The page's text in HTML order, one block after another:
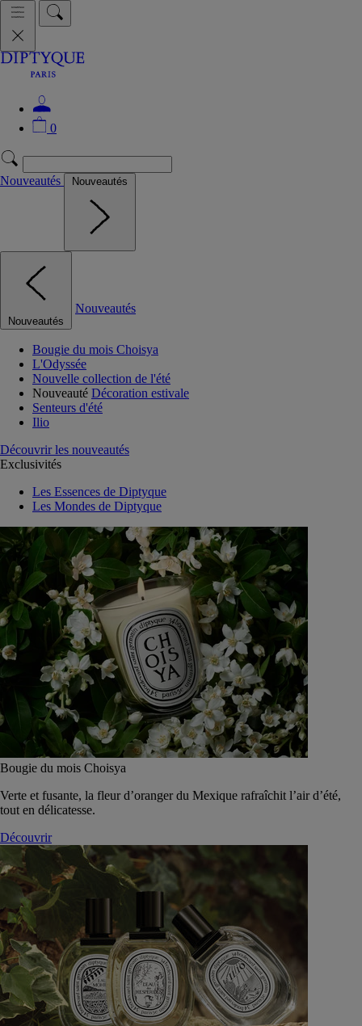
0
Nouveautés Nouveautés
Nouveautés
Nouveautés
Bougie du mois Choisya
L'Odyssée
Nouvelle collection de l'été
Nouveauté Décoration estivale
Senteurs d'été
Ilio
Découvrir les nouveautés
Exclusivités
Les Essences de Diptyque
Les Mondes de Diptyque
Bougie du mois Choisya
Verte et fusante, la fleur d’oranger du Mexique rafraîchit l’air d’été,
tout en délicatesse.
Découvrir